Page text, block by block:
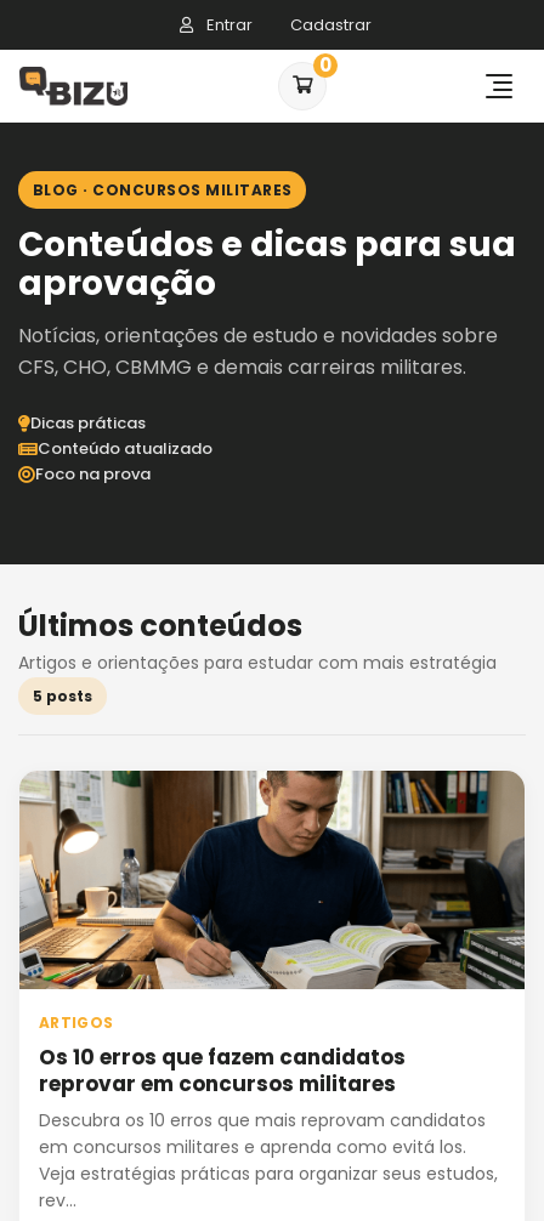
Entrar Cadastrar
0
BLOG · CONCURSOS MILITARES
Conteúdos e dicas para sua
aprovação
Notícias, orientações de estudo e novidades sobre
CFS, CHO, CBMMG e demais carreiras militares.
Dicas práticas
Conteúdo atualizado
Foco na prova
Últimos conteúdos
Artigos e orientações para estudar com mais estratégia
5 posts
ARTIGOS
Os 10 erros que fazem candidatos
reprovar em concursos militares
Descubra os 10 erros que mais reprovam candidatos
em concursos militares e aprenda como evitá los.
Veja estratégias práticas para organizar seus estudos,
rev...